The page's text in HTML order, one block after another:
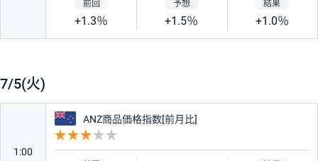
+1.3％ +1.5％ +1.0％
7/5(火)
1:00
ニュージーランド
ANZ商品価格指数[前月比]